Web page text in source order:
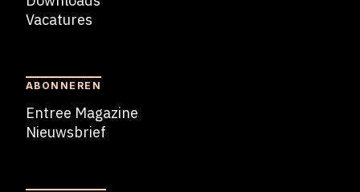
Vacatures
ABONNEREN
Entree Magazine
Nieuwsbrief